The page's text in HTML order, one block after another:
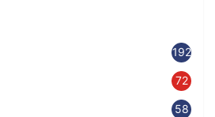
192
72
58